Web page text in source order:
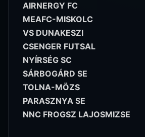
AIRNERGY FC
MEAFC-MISKOLC
VS DUNAKESZI
CSENGER FUTSAL
NYÍRSÉG SC
SÁRBOGÁRD SE
TOLNA-MÖZS
PARASZNYA SE
NNC FROGSZ LAJOSMIZSE